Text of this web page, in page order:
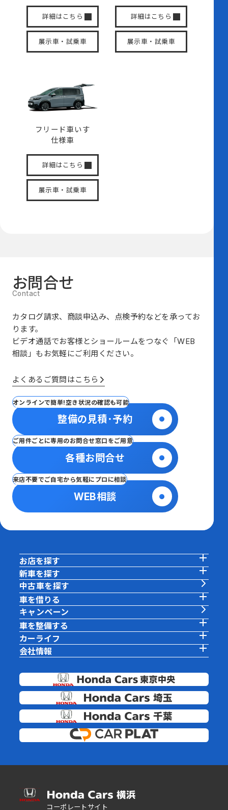
詳細はこちら
展示車・試乗車
詳細はこちら
展示車・試乗車
フリード車いす
仕様車
詳細はこちら
展示車・試乗車
お問合せ
カタログ請求、商談申込み、点検予約などを承ってお
ります。
ビデオ通話でお客様とショールームをつなぐ
「WEB
相談」も お気軽にご利用ください。
よくあるご質問はこちら
オンラインで簡単!空き状況の確認も可能
整備の見積･予約
ご用件ごとに専用のお問合せ窓口をご用意
各種お問合せ
来店不要でご自宅から気軽にプロに相談
WEB相談
お店を探す
新車を探す
中古車を探す
車を借りる
キャンペーン
車を整備する
カーライフ
会社情報
コーポレートサイト